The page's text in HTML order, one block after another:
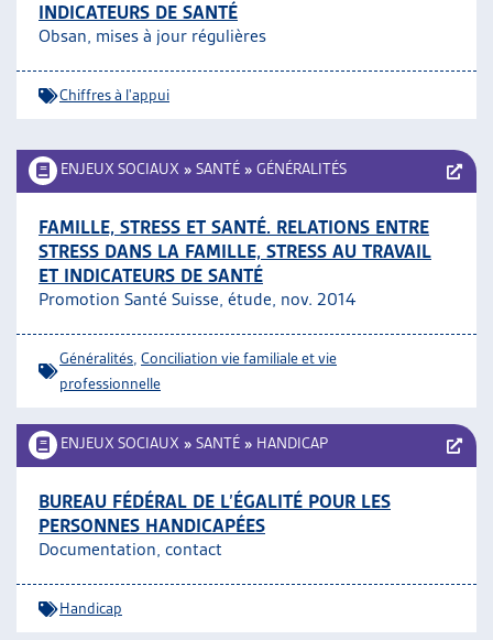
INDICATEURS DE SANTÉ
Obsan, mises à jour régulières
Chiffres à l'appui
ENJEUX SOCIAUX » SANTÉ » GÉNÉRALITÉS
FAMILLE, STRESS ET SANTÉ. RELATIONS ENTRE
STRESS DANS LA FAMILLE, STRESS AU TRAVAIL
ET INDICATEURS DE SANTÉ
Promotion Santé Suisse, étude, nov. 2014
Généralités Conciliation vie familiale et vie
professionnelle
ENJEUX SOCIAUX » SANTÉ » HANDICAP
BUREAU FÉDÉRAL DE L’ÉGALITÉ POUR LES
PERSONNES HANDICAPÉES
Documentation, contact
Handicap